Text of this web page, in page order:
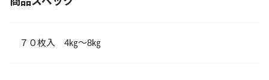
７０枚入 4㎏～8㎏